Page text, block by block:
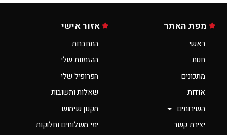
מפת האתר
ראשי
חנות
מתכונים
אודות
השירותים
יצירת קשר
אזור אישי
התחברות
ההזמנות שלי
הפרופיל שלי
שאלות ותשובות
תקנון שימוש
ימי משלוחים וחלוקות